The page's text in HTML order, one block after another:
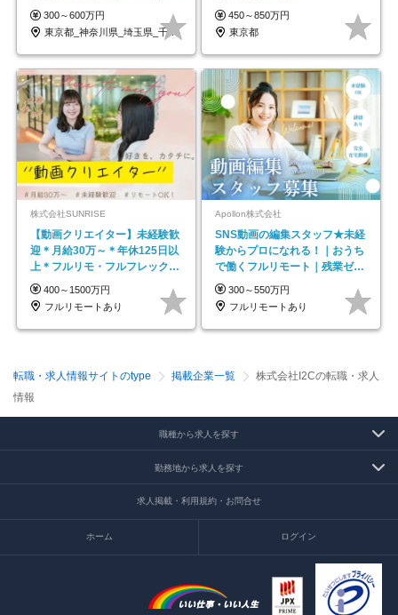
ープの正社員/sg
300～600万円
東京都_神奈川県_埼玉県_千葉県_大阪府…
450～850万円
東京都
株式会社SUNRISE
【動画クリエイター】未経験歓
迎＊月給30万～＊年休125日以
上＊フルリモ・フルフレックス
◆10名の採用が決定◆
400～1500万円
フルリモートあり
Apollon株式会社
SNS動画の編集スタッフ★未経
験からプロになれる！｜おうち
で働くフルリモート｜残業ゼロ
で18時退勤◎
300～550万円
フルリモートあり
転職・求人情報サイトのtype 掲載企業一覧
株式会社I2Cの転職・求人
情報
職種から求人を探す
勤務地から求人を探す
求人掲載・利用規約・お問合せ
ホーム ログイン